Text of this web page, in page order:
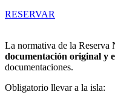
RESERVAR
La normativa de la Reserva
documentación original y
documentaciones.
Obligatorio llevar a la isla: